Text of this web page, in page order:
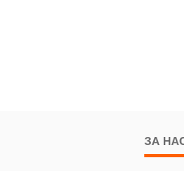
ЗА